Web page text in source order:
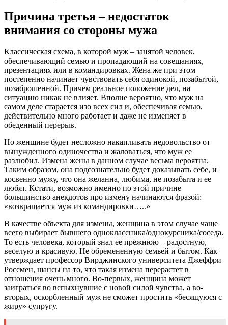
Причина третья – недостаток
внимания со стороны мужа
Классическая схема, в которой муж – занятой человек,
обеспечивающий семью и пропадающий на совещаниях,
презентациях или в командировках. Жена же при этом
постепенно начинает чувствовать себя одинокой, позабытой,
позаброшенной. Причем реальное положение дел, на
ситуацию никак не влияет. Вполне вероятно, что муж на
самом деле старается изо всех сил и, обеспечивая семью,
действительно много работает и даже не изменяет в
обеденный перерыв.
Но женщине будет несложно накапливать недовольство от
вынужденного одиночества и жаловаться, что муж ее
разлюбил. Измена жены в данном случае весьма вероятна.
Таким образом, она подсознательно будет доказывать себе, и
косвенно мужу, что она желанна, любима, не позабыта и ее
любят. Кстати, возможно именно по этой причине
большинство анекдотов про измену начинаются фразой:
«возвращается муж из командировки…..»
В качестве объекта для измены, женщина в этом случае чаще
всего выбирает бывшего одноклассника/однокурсника/соседа.
То есть человека, который знал ее прежнюю – радостную,
веселую и красивую. Не обремененную семьей и бытом. Как
утверждает профессор Вирджинского университета Джеффри
Россмен, шансы на то, что такая измена перерастет в
отношения очень много. Во-первых, женщина может
заиграться во вспыхнувшие с новой силой чувства, а во-
вторых, оскорбленный муж не сможет простить «бесящуюся с
жиру» супругу.